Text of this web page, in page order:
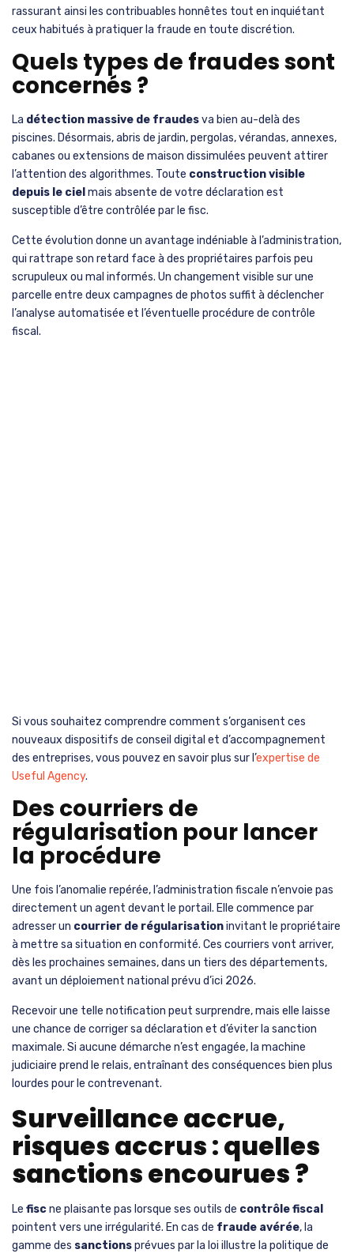
rassurant ainsi les contribuables honnêtes tout en inquiétant
ceux habitués à pratiquer la fraude en toute discrétion.
Quels types de fraudes sont
concernés ?
La détection massive de fraudesva bien au-delà des
piscines. Désormais, abris de jardin, pergolas, vérandas, annexes,
cabanes ou extensions de maison dissimulées peuvent attirer
l’attention des algorithmes. Toute construction visible
depuis le ciel mais absente de votre déclaration est
susceptible d’être contrôlée par le fisc.
Cette évolution donne un avantage indéniable à l’administration,
qui rattrape son retard face à des propriétaires parfois peu
scrupuleux ou mal informés. Un changement visible sur une
parcelle entre deux campagnes de photos suffit à déclencher
l’analyse automatisée et l’éventuelle procédure de contrôle
fiscal.
Si vous souhaitez comprendre comment s’organisent ces
nouveaux dispositifs de conseil digital et d’accompagnement
des entreprises, vous pouvez en savoir plus sur l’expertise de
Useful Agency.
Des courriers de
régularisation pour lancer
la procédure
Une fois l’anomalie repérée, l’administration fiscale n’envoie pas
directement un agent devant le portail. Elle commence par
adresser un courrier de régularisationinvitant le propriétaire
à mettre sa situation en conformité. Ces courriers vont arriver,
dès les prochaines semaines, dans un tiers des départements,
avant un déploiement national prévu d’ici 2026.
Recevoir une telle notification peut surprendre, mais elle laisse
une chance de corriger sa déclaration et d’éviter la sanction
maximale. Si aucune démarche n’est engagée, la machine
judiciaire prend le relais, entraînant des conséquences bien plus
lourdes pour le contrevenant.
Surveillance accrue,
risques accrus : quelles
sanctions encourues ?
Le fiscne plaisante pas lorsque ses outils de contrôle fiscal
pointent vers une irrégularité. En cas de fraude avérée, la
gamme des sanctionsprévues par la loi illustre la politique de